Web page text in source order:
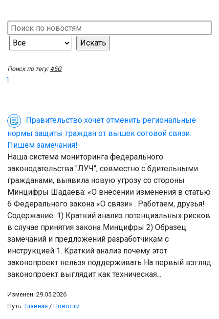
Поиск по тегу: #5G
1
Правительство хочет отменить региональные
нормы защиты граждан от вышек сотовой связи.
Пишем замечания!
Наша система мониторинга федерального
законодательства "ЛУЧ", совместно с бдительными
гражданами, выявила новую угрозу со стороны
Минцифры Шадаева: «О внесении изменения в статью
6 Федерального закона «О связи» . Работаем, друзья!
Содержание: 1) Краткий анализ потенциальных рисков
в случае принятия закона Минцифры 2) Образец
замечаний и предложений разработчикам с
инструкцией 1. Краткий анализ почему этот
законопроект нельзя поддерживать На первый взгляд
законопроект выглядит как техническая...
Изменен: 29.05.2026
Путь: Главная / Новости